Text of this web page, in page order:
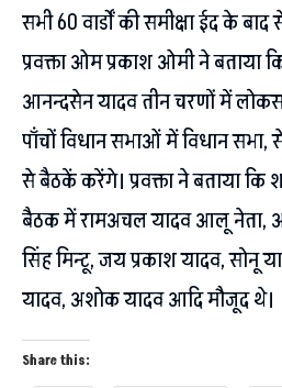
सभी 60 वार्डों की समीक्षा ईद के बाद
प्रवक्ता ओम प्रकाश ओमी ने बताया
आनन्दसेन यादव तीन चरणों में
पाॅंचों विधान सभाओं में विधान
से बैठकें करेंगे। प्रवक्ता ने बताया
बैठक में रामअचल यादव आलू नेता,
सिंह मिन्टू, जय प्रकाश यादव, सोनू
यादव, अशोक यादव आदि मौजूद थे।
Share this: